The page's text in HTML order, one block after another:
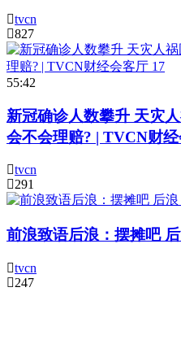
tvcn
827
55:42
新冠确诊人数攀升 天灾
会不会理赔? | TVCN财
tvcn
291
前浪致语后浪：摆摊吧 后
tvcn
247